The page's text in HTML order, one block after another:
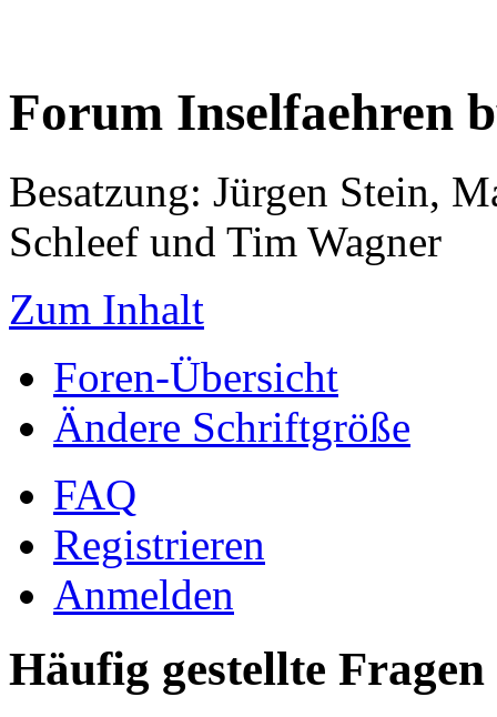
Forum Inselfaehren
Besatzung: Jürgen Stein,
Schleef und Tim Wagner
Zum Inhalt
Foren-Übersicht
Ändere Schriftgröße
FAQ
Registrieren
Anmelden
Häufig gestellte Fragen